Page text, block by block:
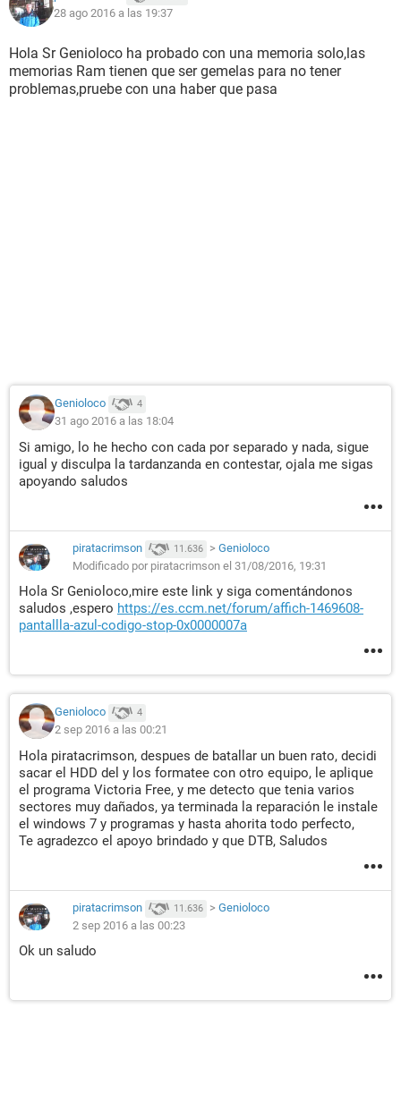
28 ago 2016 a las 19:37
Hola Sr Genioloco ha probado con una memoria solo,las
memorias Ram tienen que ser gemelas para no tener
problemas,pruebe con una haber que pasa
Genioloco 4
31 ago 2016 a las 18:04
Si amigo, lo he hecho con cada por separado y nada, sigue
igual y disculpa la tardanzanda en contestar, ojala me sigas
apoyando saludos
piratacrimson 11.636 > Genioloco
Modificado por piratacrimson el 31/08/2016, 19:31
Hola Sr Genioloco,mire este link y siga comentándonos
saludos ,espero https://es.ccm.net/forum/affich-1469608-
pantallla-azul-codigo-stop-0x0000007a
Genioloco 4
2 sep 2016 a las 00:21
Hola piratacrimson, despues de batallar un buen rato, decidi
sacar el HDD del y los formatee con otro equipo, le aplique
el programa Victoria Free, y me detecto que tenia varios
sectores muy dañados, ya terminada la reparación le instale
el windows 7 y programas y hasta ahorita todo perfecto,
Te agradezco el apoyo brindado y que DTB, Saludos
piratacrimson 11.636 > Genioloco
2 sep 2016 a las 00:23
Ok un saludo